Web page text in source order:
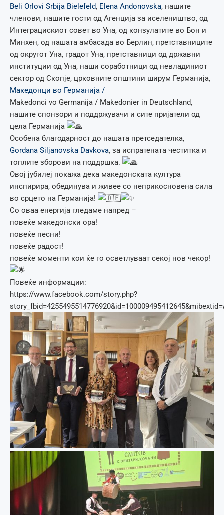
Beli Orlovi Srbija Bielefeld, Elena Andonovska, нашите
членови, нашите гости од Агенција за иселеништво, од
Интеграцискиот совет во Уна, од конзулатите во Бон и
Минхен, од нашата амбасада во Берлин, претставниците
од округот Уна, градот Уна, претставници од државни
институции од Уна, наши соработници од невладиниот
сектор од Скопје, црковните општини ширум Германија,
Македонци во Германија /
Makedonci vo Germanija / Makedonier in Deutschland,
нашите спонзори и поддржувачи и сите пријатели од
цела Германија
Особена благодарност до нашата претседателка,
Gordana Siljanovska Davkova, за испратената честитка и
топлите зборови на поддршка.
Овој јубилеј покажа дека македонската култура
инспирира, обединува и живее со неприкосновена сила
во срцето на Германија!
Со оваа енергија гледаме напред –
повеќе македонски ора!
повеќе песни!
повеќе радост!
повеќе моменти кои ќе го осветлуваат секој нов чекор!
Повеќе информации:
https://www.facebook.com/story.php?